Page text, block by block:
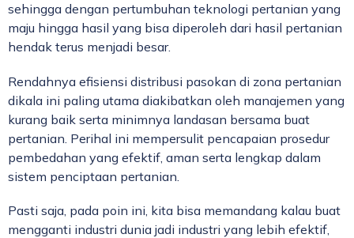
sehingga dengan pertumbuhan teknologi pertanian yang
maju hingga hasil yang bisa diperoleh dari hasil pertanian
hendak terus menjadi besar.
Rendahnya efisiensi distribusi pasokan di zona pertanian
dikala ini paling utama diakibatkan oleh manajemen yang
kurang baik serta minimnya landasan bersama buat
pertanian. Perihal ini mempersulit pencapaian prosedur
pembedahan yang efektif, aman serta lengkap dalam
sistem penciptaan pertanian.
Pasti saja, pada poin ini, kita bisa memandang kalau buat
mengganti industri dunia jadi industri yang lebih efektif,